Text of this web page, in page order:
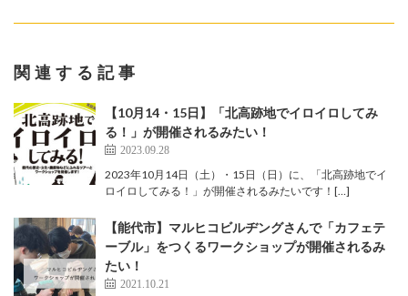
関連する記事
【10月14・15日】「北高跡地でイロイロしてみ
る！」が開催されるみたい！
2023.09.28
2023年10月14日（土）・15日（日）に、「北高跡地でイ
ロイロしてみる！」が開催されるみたいです！[…]
【能代市】マルヒコビルヂングさんで「カフェテ
ーブル」をつくるワークショップが開催されるみ
たい！
2021.10.21